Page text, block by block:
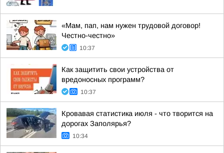
«Мам, пап, нам нужен трудовой договор!
Честно-честно»
10:37
Как защитить свои устройства от
вредоносных программ?
10:37
Кровавая статистика июля - что творится на
дорогах Заполярья?
10:34